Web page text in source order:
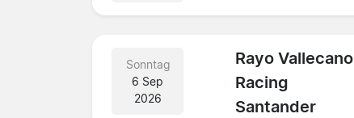
Sonntag
6 Sep
2026
Rayo Vallecano
Racing
Santander